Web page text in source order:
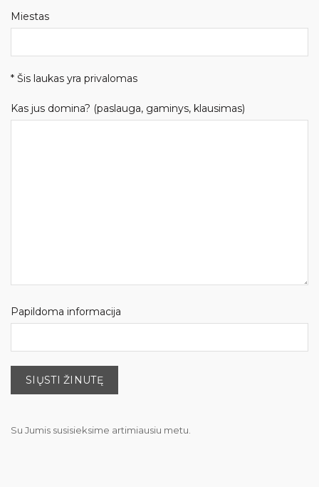
Miestas
* Šis laukas yra privalomas
Kas jus domina? (paslauga, gaminys, klausimas)
Papildoma informacija
Su Jumis susisieksime artimiausiu metu.